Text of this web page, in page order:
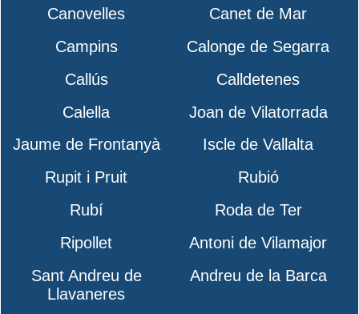
Canovelles
Canet de Mar
Campins
Calonge de Segarra
Callús
Calldetenes
Calella
Joan de Vilatorrada
Jaume de Frontanyà
Iscle de Vallalta
Rupit i Pruit
Rubió
Rubí
Roda de Ter
Ripollet
Antoni de Vilamajor
Sant Andreu de
Llavaneres
Andreu de la Barca